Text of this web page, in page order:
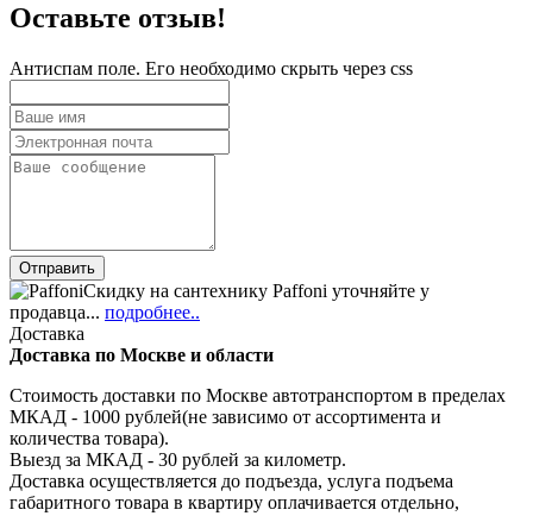
Оставьте отзыв!
Антиспам поле. Его необходимо скрыть через css
Скидку на сантехнику Paffoni уточняйте у
продавца... подробнее..
Доставка
Доставка по Москве и области
Стоимость доставки по Москве автотранспортом в пределах
МКАД - 1000 рублей(не зависимо от ассортимента и
количества товара).
Выезд за МКАД - 30 рублей за километр.
Доставка осуществляется до подъезда, услуга подъема
габаритного товара в квартиру оплачивается отдельно,